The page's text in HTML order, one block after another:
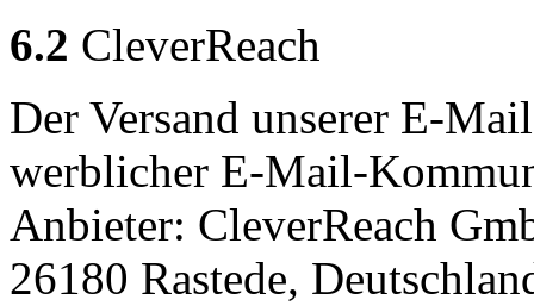
6.2 CleverReach
Der Versand unserer E-
werblicher E-Mail-
Anbieter: CleverReach
26180 Rastede,